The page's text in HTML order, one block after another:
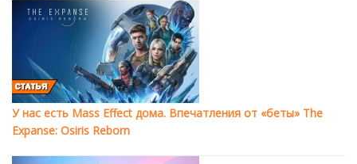
У нас есть Mass Effect дома. Впечатления от «беты» The
Expanse: Osiris Reborn